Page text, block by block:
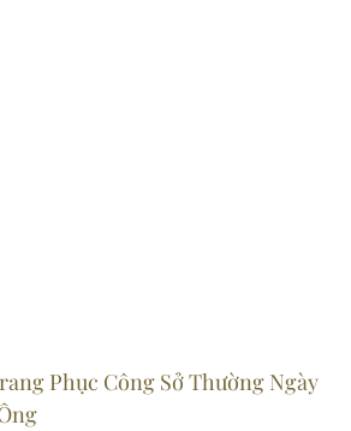
Phục Công Sở Thường Ngày